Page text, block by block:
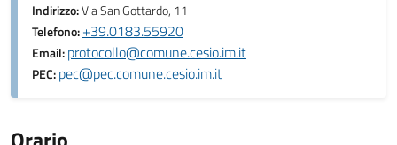
Indirizzo:Via San Gottardo, 11
Telefono:+39.0183.55920
Email:protocollo@comune.cesio.im.it
PEC:pec@pec.comune.cesio.im.it